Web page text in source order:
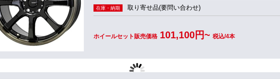
在庫・納期 取り寄せ品(要問い合わせ)
ホイールセット販売価格 101,100円~ 税込/4本